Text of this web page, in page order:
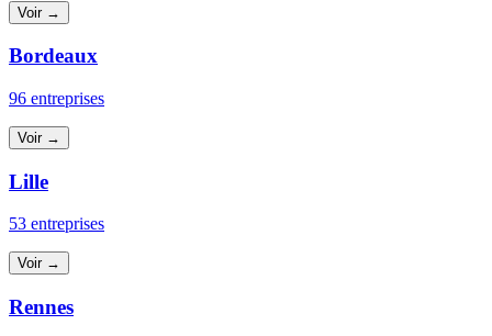
Voir →
Bordeaux
96 entreprises
Voir →
Lille
53 entreprises
Voir →
Rennes